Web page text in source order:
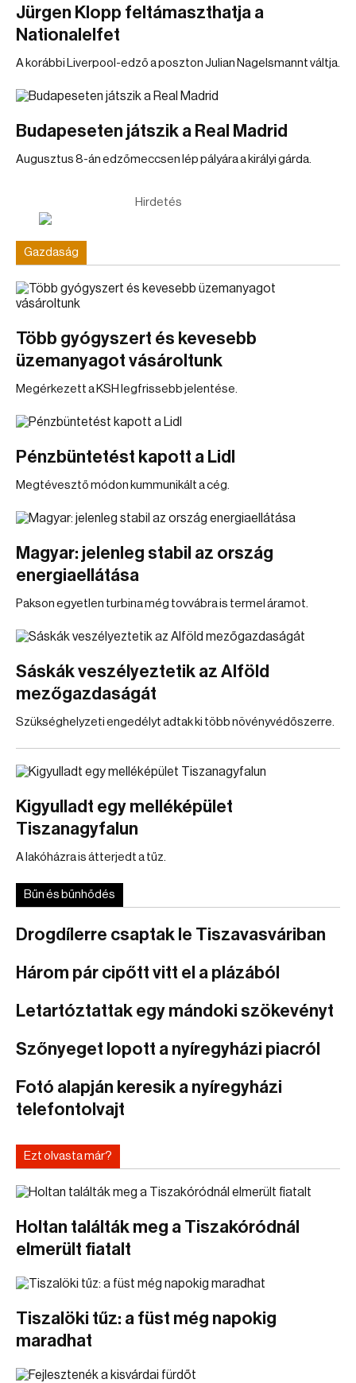
Jürgen Klopp feltámaszthatja a
Nationalelfet
A korábbi Liverpool-edző a poszton Julian Nagelsmannt váltja.
Budapeseten játszik a Real Madrid
Augusztus 8-án edzőmeccsen lép pályára a királyi gárda.
Hirdetés
Gazdaság
Több gyógyszert és kevesebb
üzemanyagot vásároltunk
Megérkezett a KSH legfrissebb jelentése.
Pénzbüntetést kapott a Lidl
Megtévesztő módon kummunikált a cég.
Magyar: jelenleg stabil az ország
energiaellátása
Pakson egyetlen turbina még tovvábra is termel áramot.
Sáskák veszélyeztetik az Alföld
mezőgazdaságát
Szükséghelyzeti engedélyt adtak ki több növényvédőszerre.
Kigyulladt egy melléképület
Tiszanagyfalun
A lakóházra is átterjedt a tűz.
Bűn és bűnhődés
Drogdílerre csaptak le Tiszavasváriban
Három pár cipőtt vitt el a plázából
Letartóztattak egy mándoki szökevényt
Szőnyeget lopott a nyíregyházi piacról
Fotó alapján keresik a nyíregyházi
telefontolvajt
Ezt olvasta már?
Holtan találták meg a Tiszakóródnál
elmerült fiatalt
Tiszalöki tűz: a füst még napokig
maradhat